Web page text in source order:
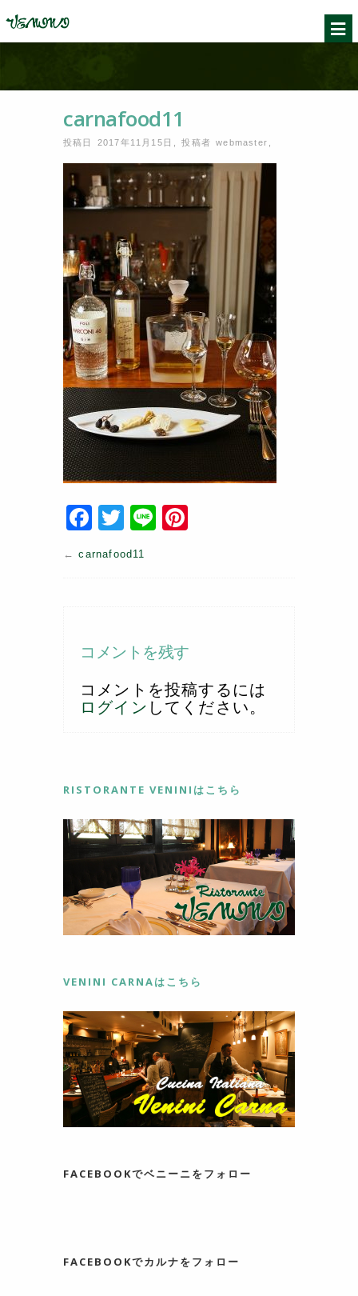
carnafood11
投稿日 2017年11月15日 ,投稿者webmaster
F
o
k
T
w
Li
←carnafood11
コメントを残す
コメントを投稿するには
ログイン してください。
RISTORANTE VENINIはこちら
VENINI CARNAはこちら
FACEBOOKでベニーニをフォロー
FACEBOOKでカルナをフォロー